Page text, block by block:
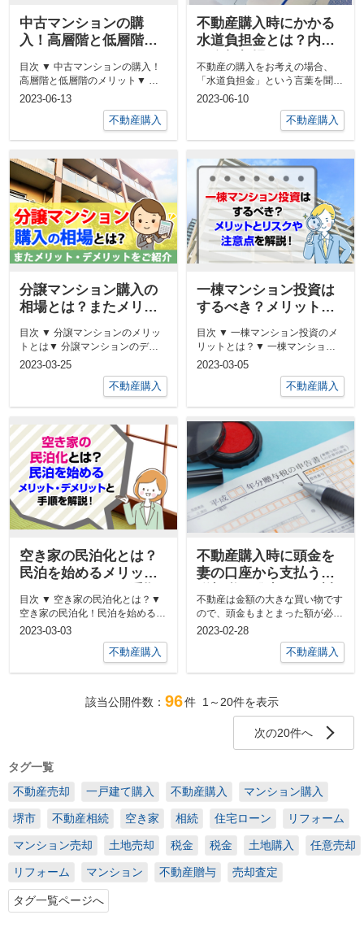
中古マンションの購
入！高層階と低層階の
を解説
目次 ▼ 中古マンションの購入！
高層階と低層階のメリット▼ 中
古マンションの購入！高層階と低
2023-06-13
不動産購入
不動産購入時にかかる
水道負担金とは？内容
説明
不動産の購入をお考えの場合、
「水道負担金」という言葉を聞い
たことがある方も多いのではない
2023-06-10
不動産購入
分譲マンション購入の
相場とは？またメリッ
介
目次 ▼ 分譲マンションのメリッ
トとは▼ 分譲マンションのデメ
リットとは▼ 分譲マンションの
2023-03-25
不動産購入
一棟マンション投資は
するべき？メリットと
説！
目次 ▼ 一棟マンション投資のメ
リットとは？▼ 一棟マンション
投資のリスクとは？▼ 一棟マン
2023-03-05
不動産購入
空き家の民泊化とは？
民泊を始めるメリッ
を解説！
目次 ▼ 空き家の民泊化とは？▼
空き家の民泊化！民泊を始めるメ
リット・デメリット▼ 空き家で
2023-03-03
不動産購入
不動産購入時に頭金を
妻の口座から支払うと
策方法とは？
不動産は金額の大きな買い物です
ので、頭金もまとまった額が必要
となりますよね。 住宅などの不
2023-02-28
不動産購入
該当公開件数： 96件 1～20件を表示
次の20件へ
タグ一覧
不動産売却
一戸建て購入 不動産購入 マンション購入
堺市 不動産相続 空き家 相続 住宅ローン リフォーム
マンション売却 土地売却 税金 税金 土地購入 任意売却
リフォーム マンション 不動産贈与 売却査定
タグ一覧ページへ